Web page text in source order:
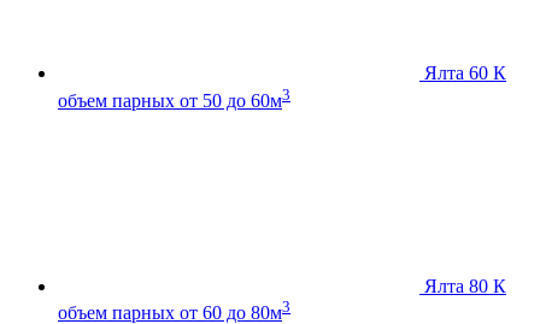
Ялта 60 К
объем парных от 50 до 60м3
Ялта 80 К
объем парных от 60 до 80м3